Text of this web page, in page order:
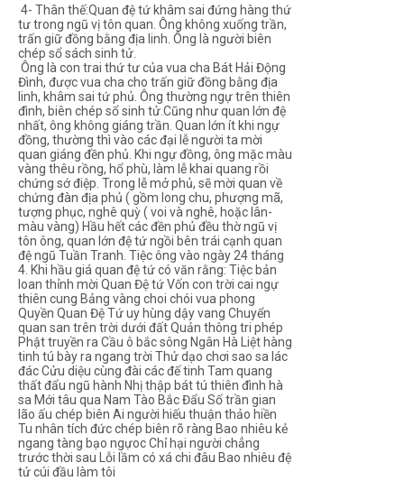
4- Thân thế:Quan đệ tứ khâm sai đứng hàng thứ
tư trong ngũ vị tôn quan. Ông không xuống trần,
trấn giữ đồng bằng địa linh. Ông là người biên
chép sổ sách sinh tử.
Ông là con trai thứ tư của vua cha Bát Hải Động
Đình, được vua cha cho trấn giữ đồng bằng địa
linh, khâm sai tứ phủ. Ông thường ngự trên thiên
đình, biên chép sổ sinh tử.Cũng như quan lớn đệ
nhất, ông không giáng trần. Quan lớn ít khi ngự
đồng, thường thì vào các đại lễ người ta mời
quan giáng đền phủ. Khi ngự đồng, ông mặc màu
vàng thêu rồng, hổ phù, làm lễ khai quang rồi
chứng sớ điệp. Trong lễ mở phủ, sẽ mời quan về
chứng đàn địa phủ ( gồm long chu, phượng mã,
tượng phục, nghê quỳ ( voi và nghê, hoặc lân-
màu vàng) Hầu hết các đền phủ đều thờ ngũ vị
tôn ông, quan lớn đệ tứ ngồi bên trái cạnh quan
đệ ngũ Tuần Tranh. Tiệc ông vào ngày 24 tháng
4. Khi hầu giá quan đệ tứ có văn rằng: Tiệc bản
loan thỉnh mời Quan Đệ tứ Vốn con trời cai ngự
thiên cung Bảng vàng choi chói vua phong
Quyền Quan Đệ Tứ uy hùng dậy vang Chuyển
quan san trên trời dưới đất Quản thông tri phép
Phật truyền ra Cầu ô bắc sông Ngân Hà Liệt hàng
tinh tú bày ra ngang trời Thử dạo chơi sao sa lác
đác Cửu diệu cùng đài các đế tinh Tam quang
thất đẩu ngũ hành Nhị thập bát tú thiên đình hà
sa Mới tâu qua Nam Tào Bắc Đẩu Số trần gian
lão ấu chép biên Ai người hiếu thuận thảo hiền
Tu nhân tích đức chép biên rõ ràng Bao nhiêu kẻ
ngang tàng bạo ngựoc Chỉ hại người chẳng
trước thời sau Lỗi lầm có xá chi đâu Bao nhiêu đệ
tử cúi đầu làm tôi